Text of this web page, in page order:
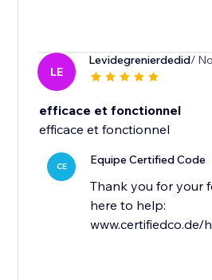
LE
Levidegrenierdedid/
efficace et fonctionnel
efficace et fonctionnel
CE Equipe Certified Code
Thank you for your
here to help:
www.certifiedco.de/